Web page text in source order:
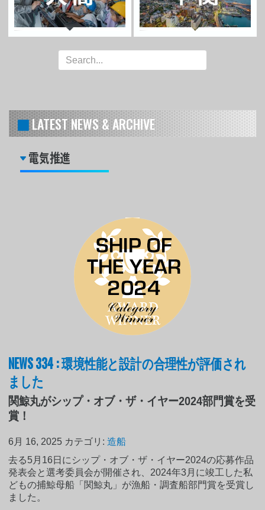
LATEST NEWS & ARCHIVE
電気推進
NEWS 334 : 環境性能と設計の合理性が評価され
ました
関鯨丸がシップ・オブ・ザ・イヤー2024部門賞を受
賞！
6月 16, 2025 カテゴリ:造船
去る5月16日にシップ・オブ・ザ・イヤー2024の応募作品
発表会と選考委員会が開催され、2024年3月に竣工した私
どもの捕鯨母船「関鯨丸」が漁船・調査船部門賞を受賞し
ました。